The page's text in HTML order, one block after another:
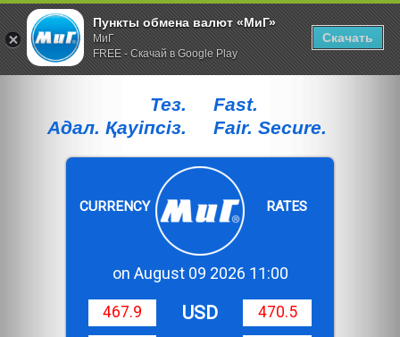
Тез.
Адал. Қауiпсiз.
Fast.
Fair. Secure.
CURRENCY RATES
on August 09 2026 11:00
467.9 USD
470.5
Пункты обмена валют «МиГ»
МиГ
FREE - Скачай в Google Play
Скачать